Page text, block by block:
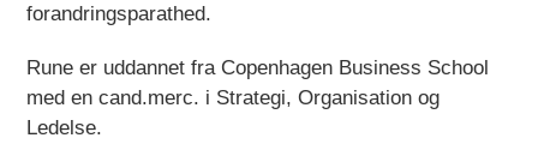
forandringsparathed.
Rune er uddannet fra Copenhagen Business School
med en cand.merc. i Strategi, Organisation og
Ledelse.